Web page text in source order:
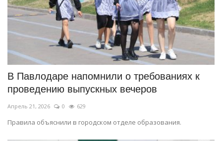
В Павлодаре напомнили о требованиях к
проведению выпускных вечеров
Апрель 21, 2026 0 629
Правила объяснили в городском отделе образования.